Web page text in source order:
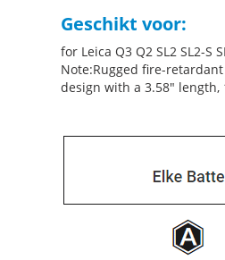
Geschikt voor:
for Leica Q3 Q2 SL2 SL2-S
Note:Rugged fire-
design with a 3.58"